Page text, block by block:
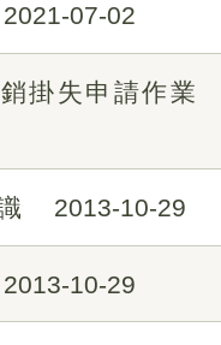
2021-07-02
掛失申請作業
2013-10-29
2013-10-29